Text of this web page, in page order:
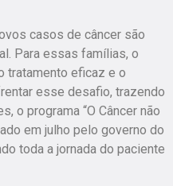
casos de câncer são
Para essas famílias, o
tratamento eficaz e o
esse desafio, trazendo
o programa “O Câncer não
em julho pelo governo do
toda a jornada do paciente